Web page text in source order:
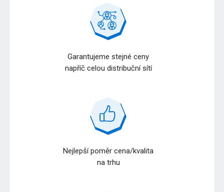
Garantujeme stejné ceny
napříč celou distribuční sítí
Nejlepší poměr cena/kvalita
na trhu